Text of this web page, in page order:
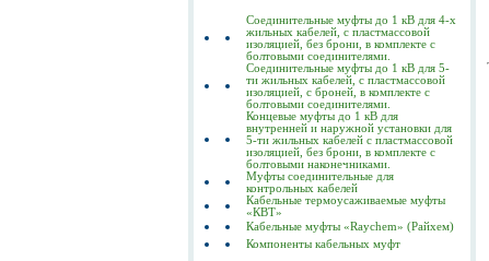
Соединительные муфты до 1 кВ для 4-х
жильных кабелей, с пластмассовой
изоляцией, без брони, в комплекте с
болтовыми соединителями.
Соединительные муфты до 1 кВ для 5-
ти жильных кабелей, с пластмассовой
изоляцией, с броней, в комплекте с
болтовыми соединителями.
Концевые муфты до 1 кВ для
внутренней и наружной установки для
5-ти жильных кабелей с пластмассовой
изоляцией, без брони, в комплекте с
болтовыми наконечниками.
Муфты соединительные для
контрольных кабелей
Кабельные термоусаживаемые муфты
«КВТ»
Кабельные муфты «Raychem» (Райхем)
Компоненты кабельных муфт